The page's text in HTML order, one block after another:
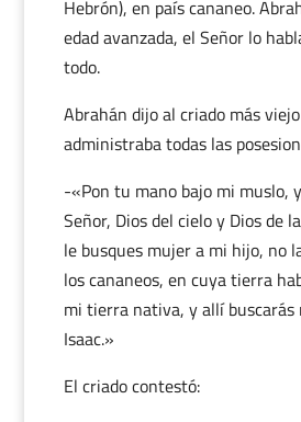
Hebrón), en país cananeo.
edad avanzada, el Señor lo
todo.
Abrahán dijo al criado más
administraba todas las
-«Pon tu mano bajo mi muslo,
Señor, Dios del cielo y Dios de
le busques mujer a mi hijo, no
los cananeos, en cuya tierra
mi tierra nativa, y allí
Isaac.»
El criado contestó: